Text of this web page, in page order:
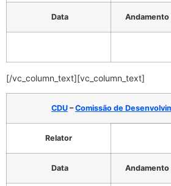
Data Andamento
[/vc_column_text][vc_column_text]
CDU –Comissão de
Relator
Data Andamento